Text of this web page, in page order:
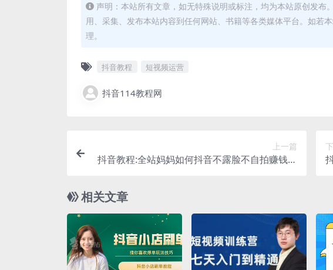
声明：本站所有文章，如无特殊说明或标注，均为本站原创发
用、采集、发布本站内容到任何网站、书籍等各类媒体平台。如若
理。
抖音教程 短视频运营
抖音114教程网
上一篇
抖音教程:全站妈妈如何抖音不露脸不自拍赚钱的
相关文章